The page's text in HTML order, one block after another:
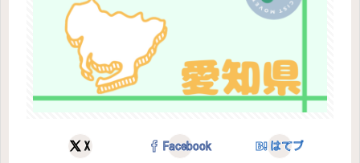
X Facebook はてブ